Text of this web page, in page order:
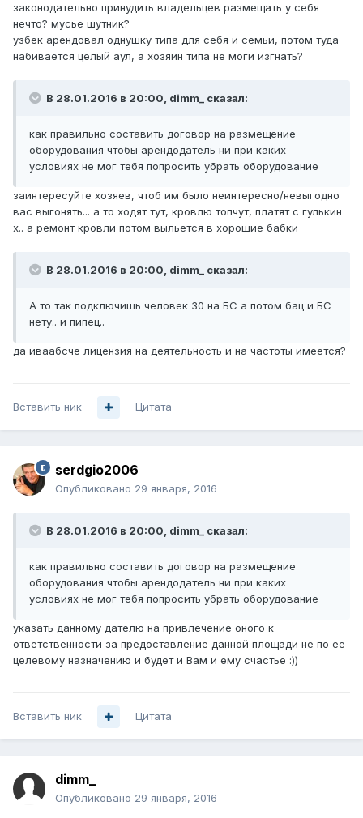
законодательно принудить владельцев размещать у себя
нечто? мусье шутник?
узбек арендовал однушку типа для себя и семьи, потом туда
набивается целый аул, а хозяин типа не моги изгнать?
В 28.01.2016 в 20:00, dimm_ сказал:
как правильно составить договор на размещение
оборудования чтобы арендодатель ни при каких
условиях не мог тебя попросить убрать оборудование
заинтересуйте хозяев, чтоб им было неинтересно/невыгодно
вас выгонять... а то ходят тут, кровлю топчут, платят с гулькин
х.. а ремонт кровли потом выльется в хорошие бабки
В 28.01.2016 в 20:00, dimm_ сказал:
А то так подключишь человек 30 на БС а потом бац и БС
нету.. и пипец..
да иваабсче лицензия на деятельность и на частоты имеется?
Вставить ник Цитата
serdgio2006
Опубликовано 29 января, 2016
В 28.01.2016 в 20:00, dimm_ сказал:
как правильно составить договор на размещение
оборудования чтобы арендодатель ни при каких
условиях не мог тебя попросить убрать оборудование
указать данному дателю на привлечение оного к
ответственности за предоставление данной площади не по ее
целевому назначению и будет и Вам и ему счастье :))
Вставить ник Цитата
dimm_
Опубликовано 29 января, 2016